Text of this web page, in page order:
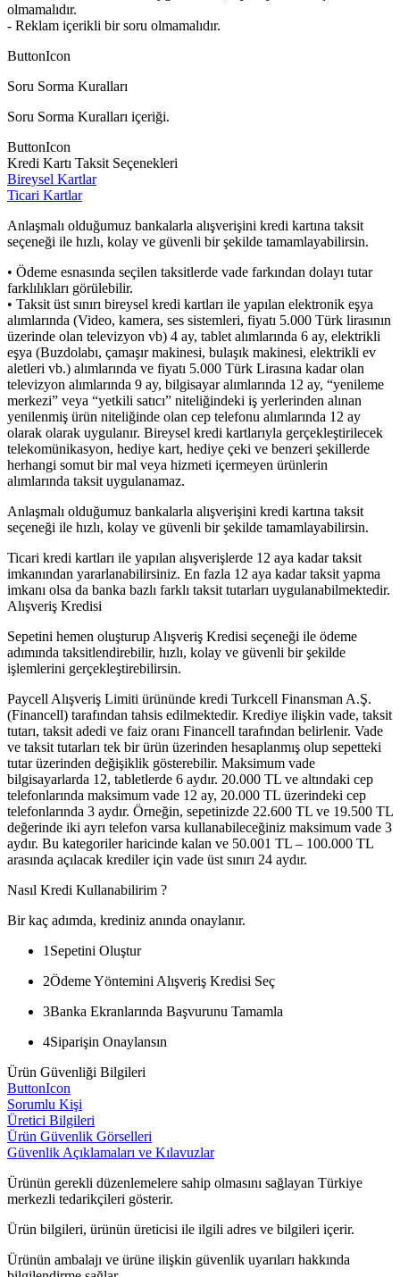
olmamalıdır.
- Reklam içerikli bir soru olmamalıdır.
ButtonIcon
Soru Sorma Kuralları
Soru Sorma Kuralları içeriği.
ButtonIcon
Kredi Kartı Taksit Seçenekleri
Bireysel Kartlar
Ticari Kartlar
Anlaşmalı olduğumuz bankalarla alışverişini kredi kartına taksit
seçeneği ile hızlı, kolay ve güvenli bir şekilde tamamlayabilirsin.
• Ödeme esnasında seçilen taksitlerde vade farkından dolayı tutar
farklılıkları görülebilir.
• Taksit üst sınırı bireysel kredi kartları ile yapılan elektronik eşya
alımlarında (Video, kamera, ses sistemleri, fiyatı 5.000 Türk lirasının
üzerinde olan televizyon vb) 4 ay, tablet alımlarında 6 ay, elektrikli
eşya (Buzdolabı, çamaşır makinesi, bulaşık makinesi, elektrikli ev
aletleri vb.) alımlarında ve fiyatı 5.000 Türk Lirasına kadar olan
televizyon alımlarında 9 ay, bilgisayar alımlarında 12 ay, “yenileme
merkezi” veya “yetkili satıcı” niteliğindeki iş yerlerinden alınan
yenilenmiş ürün niteliğinde olan cep telefonu alımlarında 12 ay
olarak olarak uygulanır. Bireysel kredi kartlarıyla gerçekleştirilecek
telekomünikasyon, hediye kart, hediye çeki ve benzeri şekillerde
herhangi somut bir mal veya hizmeti içermeyen ürünlerin
alımlarında taksit uygulanamaz.
Anlaşmalı olduğumuz bankalarla alışverişini kredi kartına taksit
seçeneği ile hızlı, kolay ve güvenli bir şekilde tamamlayabilirsin.
Ticari kredi kartları ile yapılan alışverişlerde 12 aya kadar taksit
imkanından yararlanabilirsiniz. En fazla 12 aya kadar taksit yapma
imkanı olsa da banka bazlı farklı taksit tutarları uygulanabilmektedir.
Alışveriş Kredisi
Sepetini hemen oluşturup Alışveriş Kredisi seçeneği ile ödeme
adımında taksitlendirebilir, hızlı, kolay ve güvenli bir şekilde
işlemlerini gerçekleştirebilirsin.
Paycell Alışveriş Limiti ürününde kredi Turkcell Finansman A.Ş.
(Financell) tarafından tahsis edilmektedir. Krediye ilişkin vade, taksit
tutarı, taksit adedi ve faiz oranı Financell tarafından belirlenir. Vade
ve taksit tutarları tek bir ürün üzerinden hesaplanmış olup sepetteki
tutar üzerinden değişiklik gösterebilir. Maksimum vade
bilgisayarlarda 12, tabletlerde 6 aydır. 20.000 TL ve altındaki cep
telefonlarında maksimum vade 12 ay, 20.000 TL üzerindeki cep
telefonlarında 3 aydır. Örneğin, sepetinizde 22.600 TL ve 19.500 TL
değerinde iki ayrı telefon varsa kullanabileceğiniz maksimum vade 3
aydır. Bu kategoriler haricinde kalan ve 50.001 TL – 100.000 TL
arasında açılacak krediler için vade üst sınırı 24 aydır.
Nasıl Kredi Kullanabilirim ?
Bir kaç adımda, krediniz anında onaylanır.
1 Sepetini Oluştur
2Ödeme Yöntemini Alışveriş Kredisi Seç
3Banka Ekranlarında Başvurunu Tamamla
4Siparişin Onaylansın
Ürün Güvenliği Bilgileri
ButtonIcon
Sorumlu Kişi
Üretici Bilgileri
Ürün Güvenlik Görselleri
Güvenlik Açıklamaları ve Kılavuzlar
Ürünün gerekli düzenlemelere sahip olmasını sağlayan Türkiye
merkezli tedarikçileri gösterir.
Ürün bilgileri, ürünün üreticisi ile ilgili adres ve bilgileri içerir.
Ürünün ambalajı ve ürüne ilişkin güvenlik uyarıları hakkında